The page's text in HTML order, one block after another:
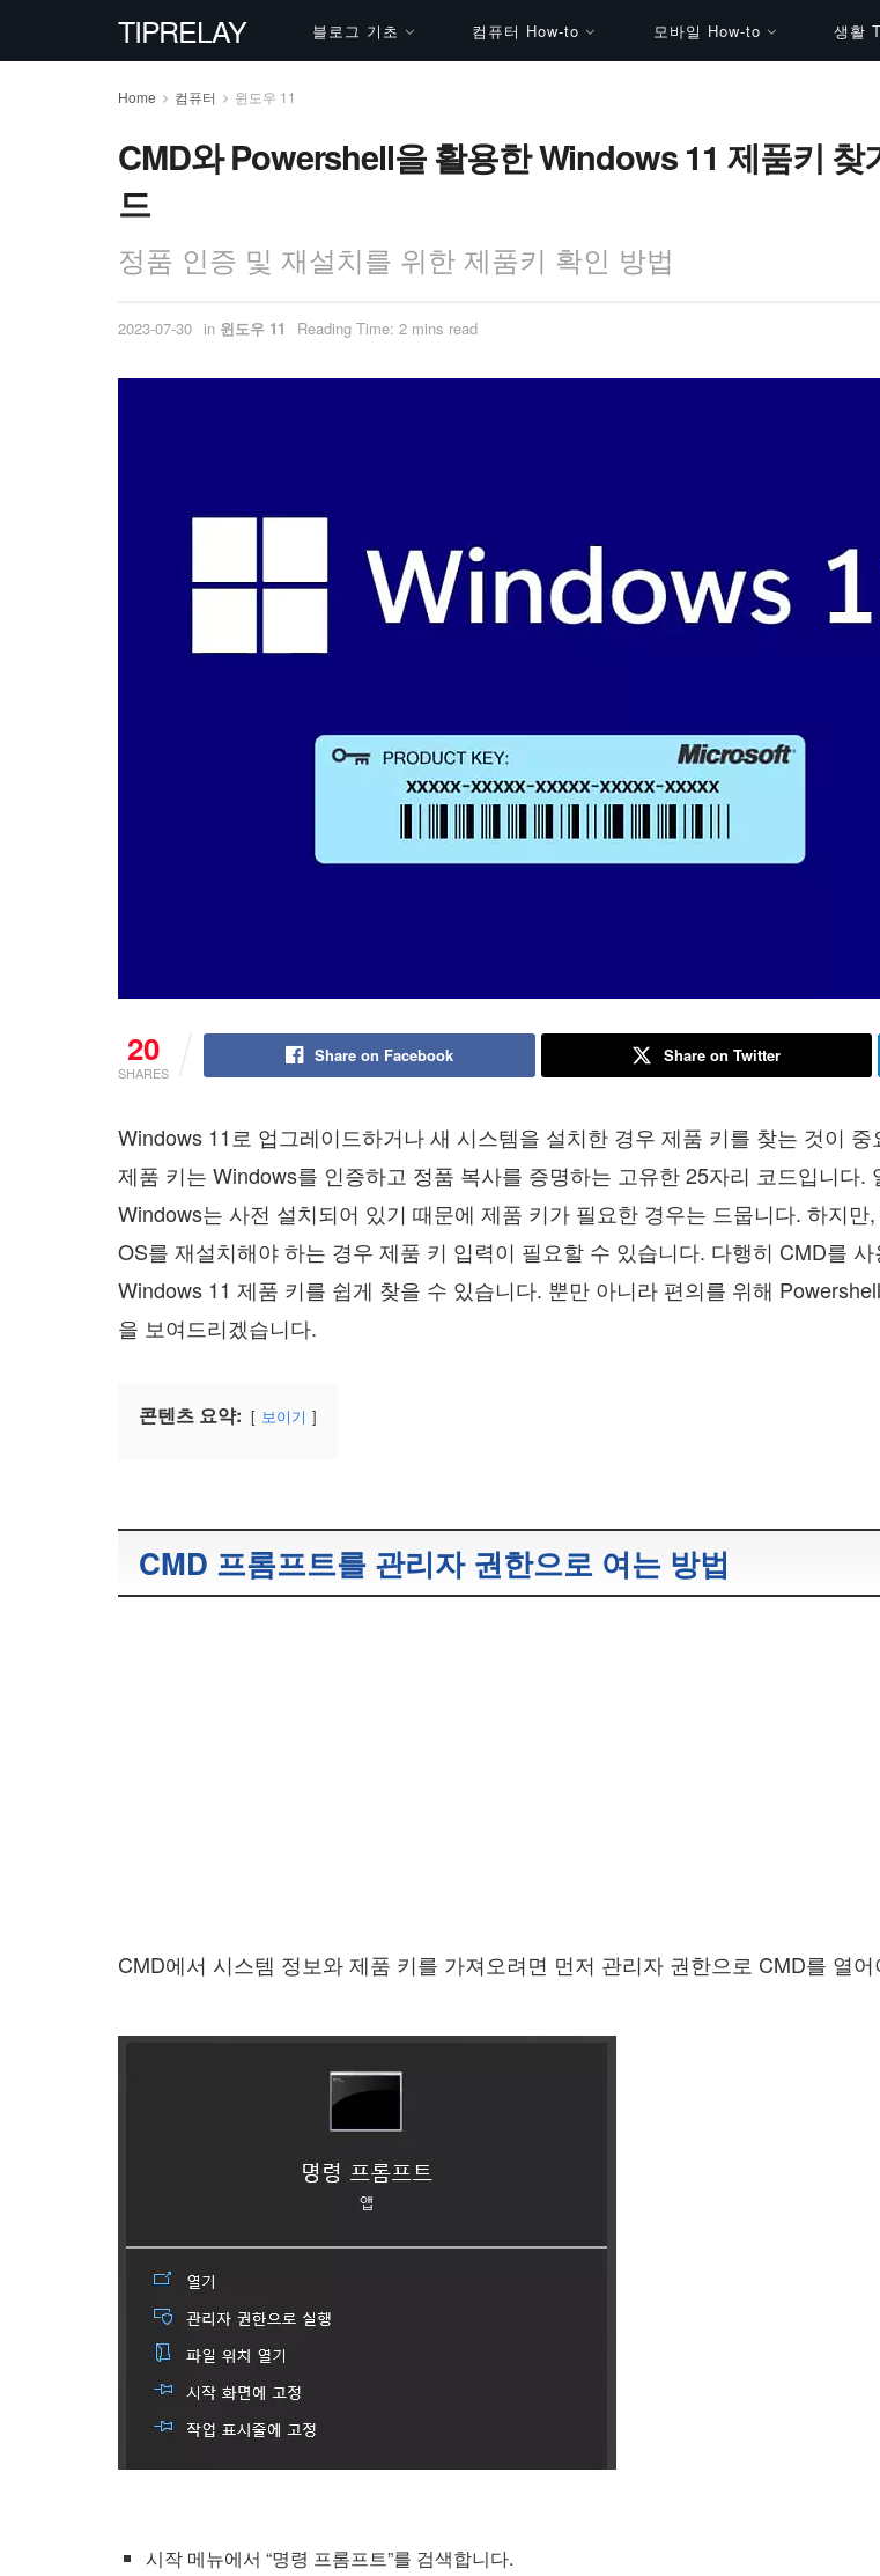
TIPRELAY 블로그 기초 컴퓨터 How-to 모바일 How-to 생활
Home 컴퓨터 윈도우 11
CMD와 Powershell을 활용한 Windows 11 제품키 찾
드
정품 인증 및 재설치를 위한 제품키 확인 방법
2023-07-30 in 윈도우 11 Reading Time: 2 mins read
20
SHARES
Share on Facebook Share on Twitter
Windows 11로 업그레이드하거나 새 시스템을 설치한 경우 제품 키를 찾는 것이 중
제품 키는 Windows를 인증하고 정품 복사를 증명하는 고유한 25자리 코드입니다.
Windows는 사전 설치되어 있기 때문에 제품 키가 필요한 경우는 드뭅니다. 하지만
OS를 재설치해야 하는 경우 제품 키 입력이 필요할 수 있습니다. 다행히 CMD를 사
Windows 11 제품 키를 쉽게 찾을 수 있습니다. 뿐만 아니라 편의를 위해
을 보여드리겠습니다.
콘텐츠 요약: 보이기
CMD 프롬프트를 관리자 권한으로 여는 방법
CMD에서 시스템 정보와 제품 키를 가져오려면 먼저 관리자 권한으로 CMD를 열
시작 메뉴에서 “명령 프롬프트”를 검색합니다.